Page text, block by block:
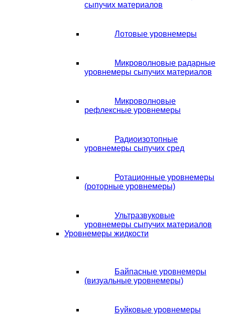
сыпучих материалов
Лотовые уровнемеры
Микроволновые радарные
уровнемеры сыпучих материалов
Микроволновые
рефлексные уровнемеры
Радиоизотопные
уровнемеры сыпучих сред
Ротационные уровнемеры
(роторные уровнемеры)
Ультразвуковые
уровнемеры сыпучих материалов
Уровнемеры жидкости
Байпасные уровнемеры
(визуальные уровнемеры)
Буйковые уровнемеры